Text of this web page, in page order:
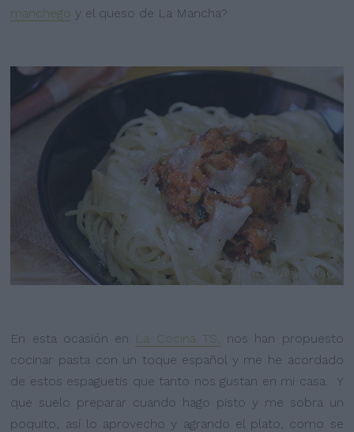
manchego y el queso de La Mancha?
En esta ocasión en La Cocina TS,
nos han propuesto
cocinar pasta con un toque español y me he acordado
de estos espaguetis que tanto nos gustan en mi casa. Y
que suelo preparar cuando hago pisto y me sobra un
poquito, así lo aprovecho y agrando el plato, como se